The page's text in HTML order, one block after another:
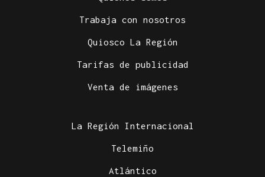
Trabaja con nosotros
Quiosco La Región
Tarifas de publicidad
Venta de imágenes
La Región Internacional
Telemiño
Atlántico